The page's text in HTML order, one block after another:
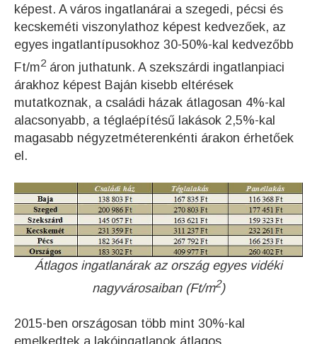
képest. A város ingatlanárai a szegedi, pécsi és
kecskeméti viszonylathoz képest kedvezőek, az
egyes ingatlantípusokhoz 30-50%-kal kedvezőbb
Ft/m2 áron juthatunk. A szekszárdi ingatlanpiaci
árakhoz képest Baján kisebb eltérések
mutatkoznak, a családi házak átlagosan 4%-kal
alacsonyabb, a téglaépítésű lakások 2,5%-kal
magasabb négyzetméterenkénti árakon érhetőek
el.
Átlagos ingatlanárak az ország egyes vidéki
nagyvárosaiban (Ft/m2)
2015-ben országosan több mint 30%-kal
emelkedtek a lakóingatlanok átlagos